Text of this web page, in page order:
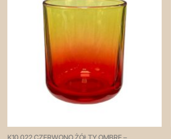
K10 022 CZERWONO ŻÓŁTY OMBRE –